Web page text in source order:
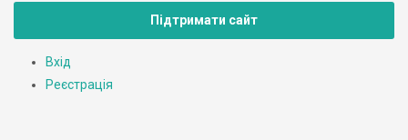
Підтримати сайт
Вхід
Реєстрація